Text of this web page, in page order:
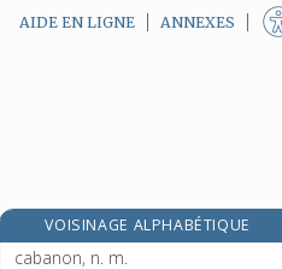
AIDE EN LIGNE ANNEXES
VOISINAGE ALPHABÉTIQUE
cabaner, v. tr. et intr.
cabanon, n. m.